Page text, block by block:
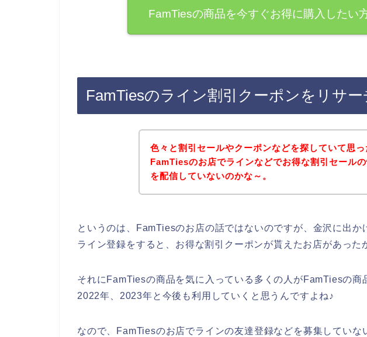
FamTiesの商品を今すぐお得に購入したい
FamTiesのライン割引クーポンをリサー
色々と割引セールやクーポンなどを探していて思っ
FamTiesのお店でラインなどでお得な割引セール
を配信していないのかな～。
というのは、FamTiesのお店の話ではないのですが、金沢に出か
ライン登録をすると、お得な割引クーポンが貰えたお店があった
それにFamTiesの商品を気に入っている多くの人がFamTiesの商
2022年、2023年と今後も利用していくと思うんですよね♪
なので、FamTiesのお店でラインの友達登録などを募集していな